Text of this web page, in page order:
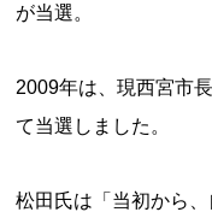
が当選。
2009年は、現西宮市
て当選しました。
松田氏は「当初から